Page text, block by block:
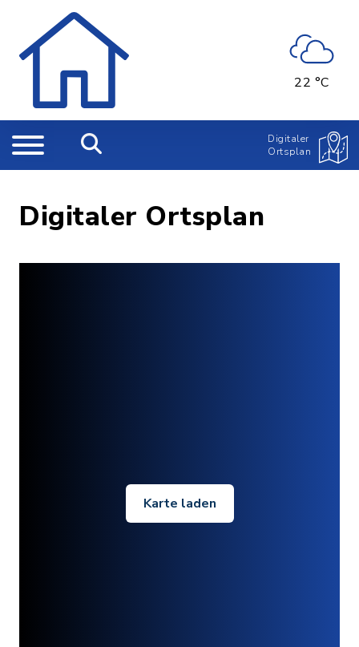
22 °C
Digitaler
Ortsplan
Digitaler Ortsplan
Karte laden